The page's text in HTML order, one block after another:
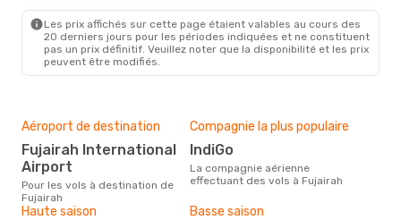
Fujairah
- Bombay
Les prix affichés sur cette page étaient valables au cours des
20 derniers jours pour les périodes indiquées et ne constituent
pas un prix définitif. Veuillez noter que la disponibilité et les prix
peuvent être modifiés.
Aéroport de destination
Fujairah International
Airport
Pour les vols à destination de
Fujairah
Compagnie la plus populaire
IndiGo
La compagnie aérienne
effectuant des vols à Fujairah
Haute saison Basse saison